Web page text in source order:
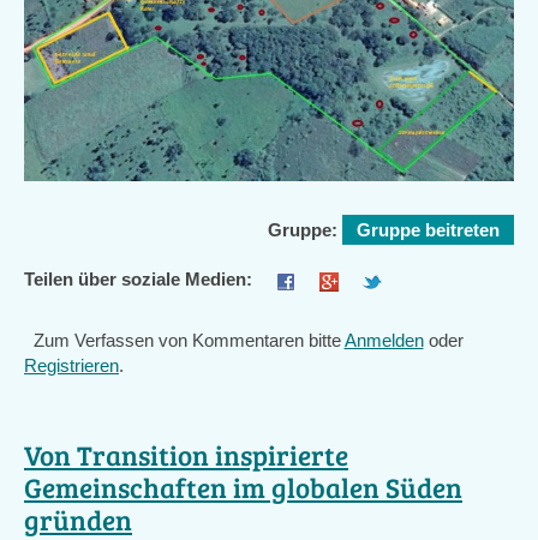
Gruppe: Gruppe beitreten
Teilen über soziale Medien:
Zum Verfassen von Kommentaren bitteAnmeldenoder
Registrieren.
Von Transition inspirierte
Gemeinschaften im globalen Süden
gründen